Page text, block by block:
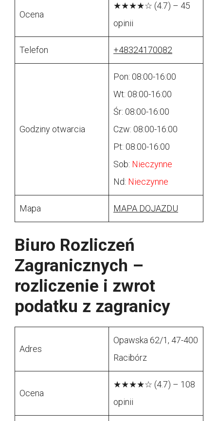
Ocena
★★★★☆ (4.7) – 45
opinii
Telefon +48324170082
Godziny otwarcia
Pon: 08:00-16:00
Wt: 08:00-16:00
Śr: 08:00-16:00
Czw: 08:00-16:00
Pt: 08:00-16:00
Sob: Nieczynne
Nd: Nieczynne
Mapa MAPA DOJAZDU
Biuro Rozliczeń
Zagranicznych –
rozliczenie i zwrot
podatku z zagranicy
Adres
Opawska 62/1, 47-400
Racibórz
Ocena
★★★★☆ (4.7) – 108
opinii